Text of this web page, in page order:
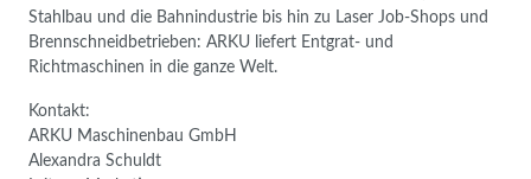
Stahlbau und die Bahnindustrie bis hin zu Laser Job-Shops und
Brennschneidbetrieben: ARKU liefert Entgrat- und
Richtmaschinen in die ganze Welt.
Kontakt:
ARKU Maschinenbau GmbH
Alexandra Schuldt